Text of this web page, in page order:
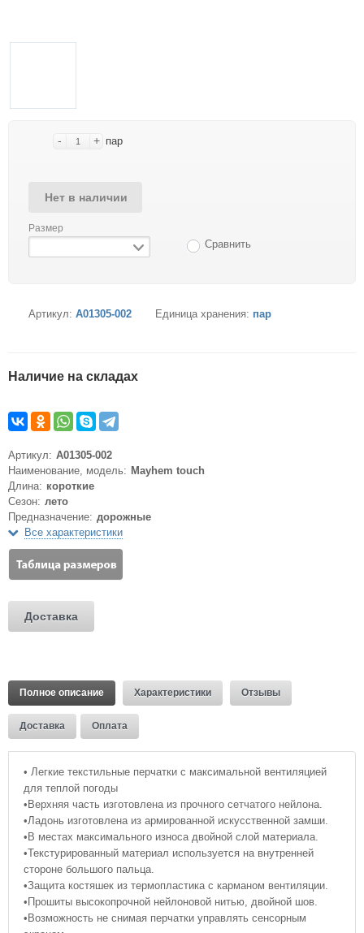
- + пар
Нет в наличии
Размер
Сравнить
Артикул: A01305-002 Единица хранения: пар
Наличие на складах
Артикул: A01305-002
Наименование, модель: Mayhem touch
Длина: короткие
Сезон: лето
Предназначение: дорожные
Все характеристики
Доставка
Полное описание Характеристики Отзывы
Доставка Оплата
• Легкие текстильные перчатки с максимальной вентиляцией
для теплой погоды
•Верхняя часть изготовлена из прочного сетчатого нейлона.
•Ладонь изготовлена из армированной искусственной замши.
•В местах максимального износа двойной слой материала.
•Текстурированный материал используется на внутренней
стороне большого пальца.
•Защита костяшек из термопластика с карманом вентиляции.
•Прошиты высокопрочной нейлоновой нитью, двойной шов.
•Возможность не снимая перчатки управлять сенсорным